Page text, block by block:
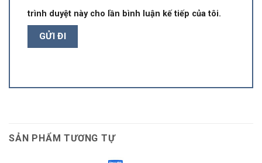
trình duyệt này cho lần bình luận kế tiếp của tôi.
SẢN PHẨM TƯƠNG TỰ